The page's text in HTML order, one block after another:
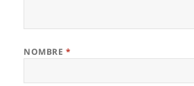
NOMBRE *